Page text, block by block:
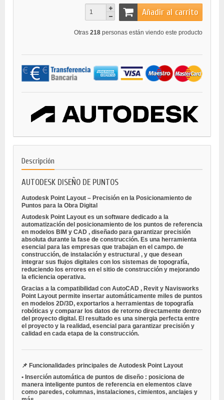
Añadir al carrito
Otras 218 personas están viendo este producto
Descripción
AUTODESK DISEÑO DE PUNTOS
Autodesk Point Layout – Precisión en la Posicionamiento de
Puntos para la Obra Digital
Autodesk Point Layout es un software dedicado a la
automatización del posicionamiento de los puntos de referencia
en modelos BIM y CAD , diseñado para garantizar precisión
absoluta durante la fase de construcción. Es una herramienta
esencial para las empresas que trabajan en el campo. de
construcción, de instalación y estructural , y que desean
integrar sus flujos digitales con los sistemas de topografía,
reduciendo los errores en el sitio de construcción y mejorando
la eficiencia operativa.
Gracias a la compatibilidad con AutoCAD , Revit y Navisworks
Point Layout permite insertar automáticamente miles de puntos
en modelos 2D/3D, exportarlos a herramientas de topografía
robóticas y comparar los datos de retorno directamente dentro
del proyecto digital. El resultado es una sinergia perfecta entre
el proyecto y la realidad, esencial para garantizar precisión y
calidad en cada etapa de la construcción.
📌 Funcionalidades principales de Autodesk Point Layout
• Inserción automática de puntos de diseño : posiciona de
manera inteligente puntos de referencia en elementos clave
como paredes, columnas, instalaciones, cimientos, anclajes y